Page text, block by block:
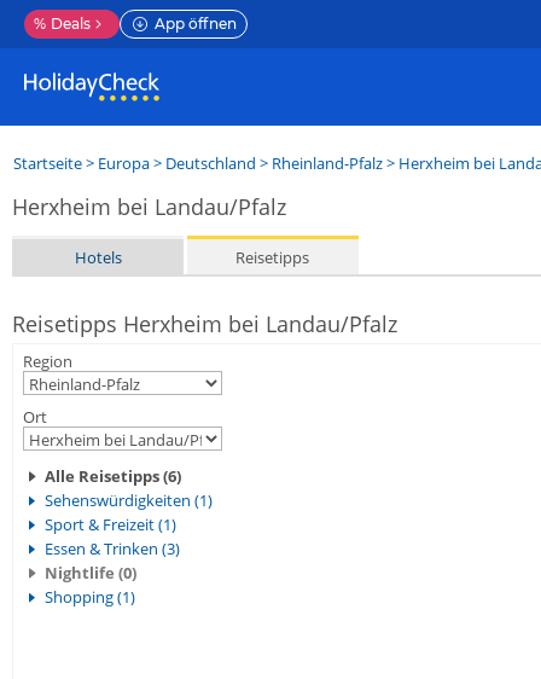
% Deals App öffnen
Startseite> Europa> Deutschland > Rheinland-Pfalz> Herxheim bei
Herxheim bei Landau/Pfalz
Hotels Reisetipps
Reisetipps Herxheim bei Landau/Pfalz
Region
Ort
Alle Reisetipps (6)
Sehenswürdigkeiten (1)
Sport & Freizeit (1)
Essen & Trinken (3)
Nightlife (0)
Shopping (1)